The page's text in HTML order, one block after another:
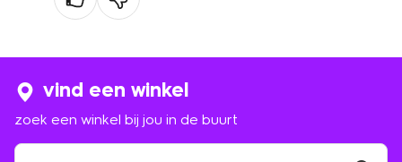
vind een winkel
zoek een winkel bij jou in de buurt
zoek